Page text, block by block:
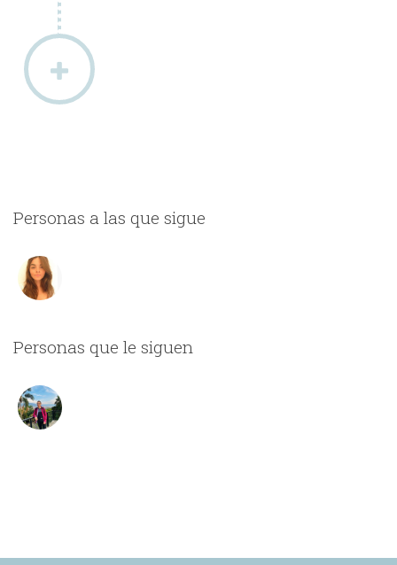
Personas a las que sigue
Personas que le siguen